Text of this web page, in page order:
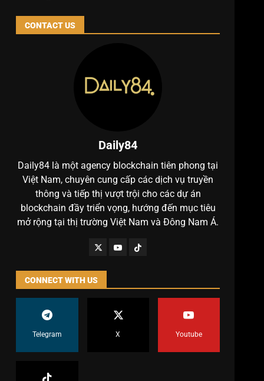
CONTACT US
Daily84
Daily84 là một agency blockchain tiên phong tại
Việt Nam, chuyên cung cấp các dịch vụ truyền
thông và tiếp thị vượt trội cho các dự án
blockchain đầy triển vọng, hướng đến mục tiêu
mở rộng tại thị trường Việt Nam và Đông Nam Á.
CONNECT WITH US
Telegram X Youtube